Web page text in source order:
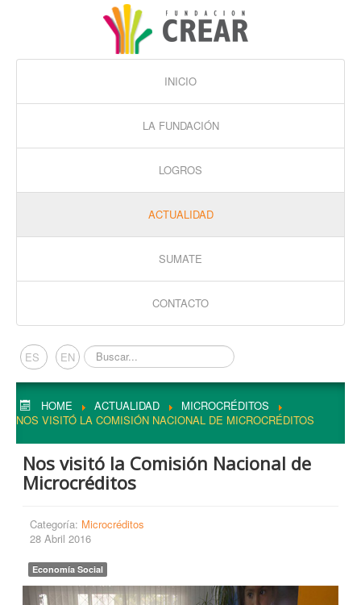
INICIO
LA FUNDACIÓN
LOGROS
ACTUALIDAD
SUMATE
CONTACTO
ES EN Buscar...
HOME ACTUALIDAD
MICROCRÉDITOS
NOS VISITÓ LA COMISIÓN NACIONAL DE MICROCRÉDITOS
Nos visitó la Comisión Nacional de
Microcréditos
Categoría: Microcréditos
28 Abril 2016
Economía Social